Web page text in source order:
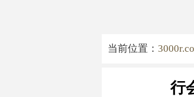
当前位置：
行